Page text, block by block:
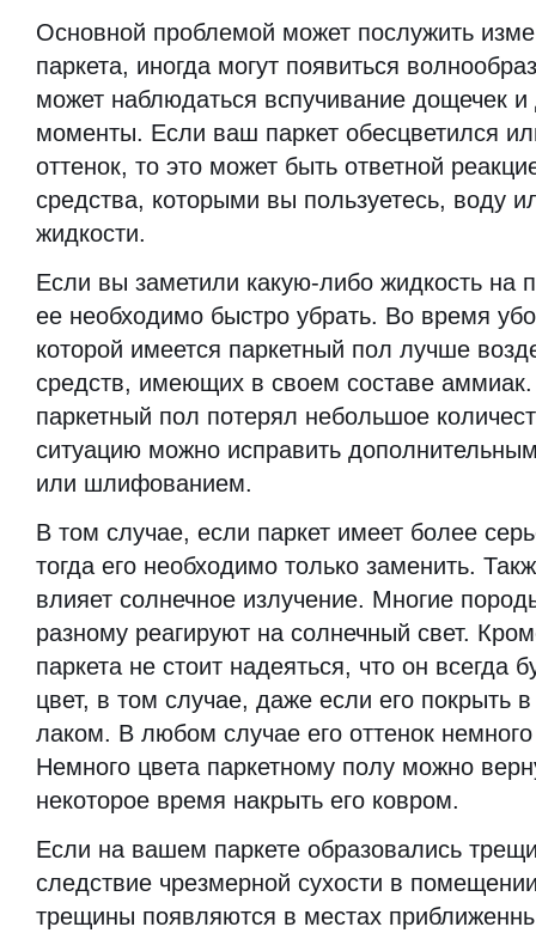
Основной проблемой может послужить
паркета, иногда могут появиться
может наблюдаться вспучивание дощечек и
моменты. Если ваш паркет обесцветился
оттенок, то это может быть ответной
средства, которыми вы пользуетесь, воду
жидкости.
Если вы заметили какую-либо жидкость на
ее необходимо быстро убрать. Во время
которой имеется паркетный пол лучше
средств, имеющих в своем составе
паркетный пол потерял небольшое
ситуацию можно исправить
или шлифованием.
В том случае, если паркет имеет более
тогда его необходимо только заменить.
влияет солнечное излучение. Многие
разному реагируют на солнечный свет.
паркета не стоит надеяться, что он всегда
цвет, в том случае, даже если его покрыть
лаком. В любом случае его оттенок
Немного цвета паркетному полу можно
некоторое время накрыть его ковром.
Если на вашем паркете образовались
следствие чрезмерной сухости в
трещины появляются в местах